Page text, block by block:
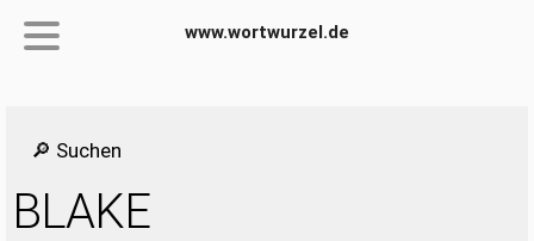
www.wortwurzel.de
🔎 Suchen
BLAKE